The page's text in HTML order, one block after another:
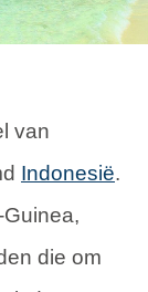
van
Indonesië.
die om